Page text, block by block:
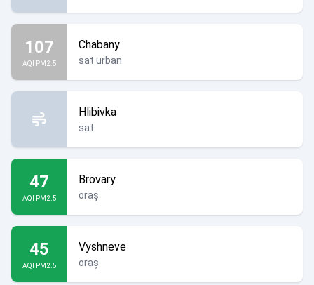
107
AQI PM2.5
Chabany
sat urban
Hlibivka
sat
47
AQI PM2.5
Brovary
oraș
45
AQI PM2.5
Vyshneve
oraș